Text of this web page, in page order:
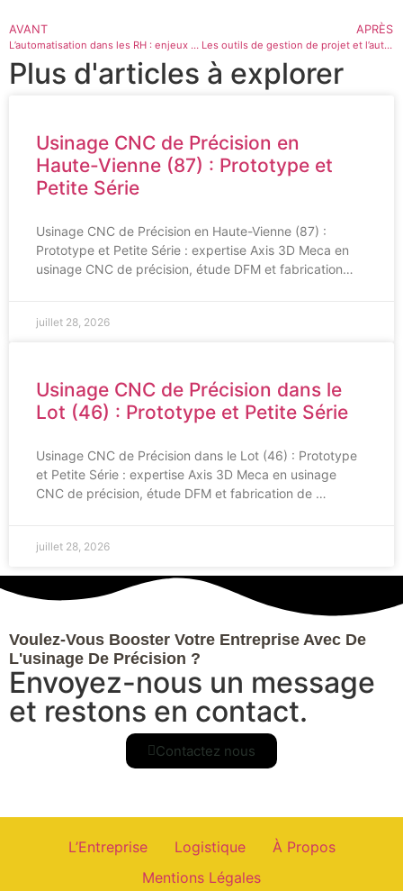
AVANT
L’automatisation dans les RH : enjeux et bénéfices
APRÈS
Les outils de gestion de projet et l’automatisation administrative
Plus d'articles à explorer
Usinage CNC de Précision en
Haute-Vienne (87) : Prototype et
Petite Série
Usinage CNC de Précision en Haute-Vienne (87) :
Prototype et Petite Série : expertise Axis 3D Meca en
usinage CNC de précision, étude DFM et fabrication…
juillet 28, 2026
Usinage CNC de Précision dans le
Lot (46) : Prototype et Petite Série
Usinage CNC de Précision dans le Lot (46) : Prototype
et Petite Série : expertise Axis 3D Meca en usinage
CNC de précision, étude DFM et fabrication de …
juillet 28, 2026
Voulez-Vous Booster Votre Entreprise Avec De
L'usinage De Précision ?
Envoyez-nous un message
et restons en contact.
Contactez nous
L’Entreprise Logistique
À Propos
Mentions Légales